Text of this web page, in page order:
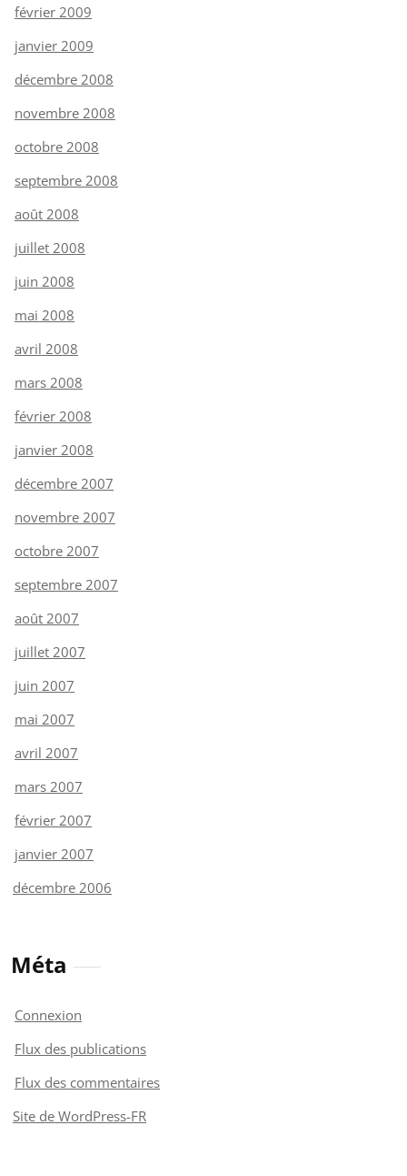
février 2009
janvier 2009
décembre 2008
novembre 2008
octobre 2008
septembre 2008
août 2008
juillet 2008
juin 2008
mai 2008
avril 2008
mars 2008
février 2008
janvier 2008
décembre 2007
novembre 2007
octobre 2007
septembre 2007
août 2007
juillet 2007
juin 2007
mai 2007
avril 2007
mars 2007
février 2007
janvier 2007
décembre 2006
Méta
Connexion
Flux des publications
Flux des commentaires
Site de WordPress-FR